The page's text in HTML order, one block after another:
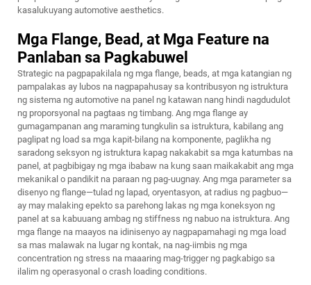
kasalukuyang automotive aesthetics.
Mga Flange, Bead, at Mga Feature na
Panlaban sa Pagkabuwel
Strategic na pagpapakilala ng mga flange, beads, at mga katangian ng
pampalakas ay lubos na nagpapahusay sa kontribusyon ng istruktura
ng sistema ng automotive na panel ng katawan nang hindi nagdudulot
ng proporsyonal na pagtaas ng timbang. Ang mga flange ay
gumagampanan ang maraming tungkulin sa istruktura, kabilang ang
paglipat ng load sa mga kapit-bilang na komponente, paglikha ng
saradong seksyon ng istruktura kapag nakakabit sa mga katumbas na
panel, at pagbibigay ng mga ibabaw na kung saan maikakabit ang mga
mekanikal o pandikit na paraan ng pag-uugnay. Ang mga parameter sa
disenyo ng flange—tulad ng lapad, oryentasyon, at radius ng pagbuo—
ay may malaking epekto sa parehong lakas ng mga koneksyon ng
panel at sa kabuuang ambag ng stiffness ng nabuo na istruktura. Ang
mga flange na maayos na idinisenyo ay nagpapamahagi ng mga load
sa mas malawak na lugar ng kontak, na nag-iimbis ng mga
concentration ng stress na maaaring mag-trigger ng pagkabigo sa
ilalim ng operasyonal o crash loading conditions.